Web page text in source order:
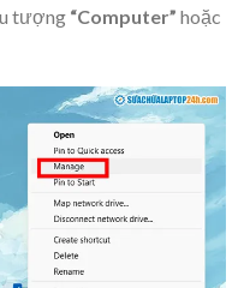
tượng “Computer” hoặc